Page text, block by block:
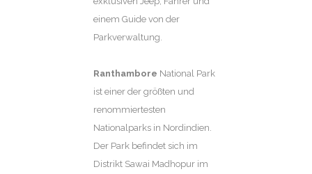
einem Guide von der
Parkverwaltung.
Ranthambore National Park
ist einer der größten und
renommiertesten
Nationalparks in Nordindien.
Der Park befindet sich im
Distrikt Sawai Madhopur im